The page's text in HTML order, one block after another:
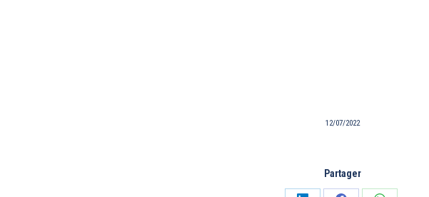
12/07/2022
Partager